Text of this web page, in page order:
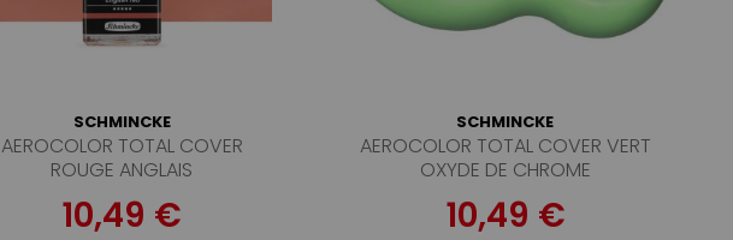
SCHMINCKE
AEROCOLOR TOTAL COVER
ROUGE ANGLAIS
10,49 €
SCHMINCKE
AEROCOLOR TOTAL COVER VERT
OXYDE DE CHROME
10,49 €